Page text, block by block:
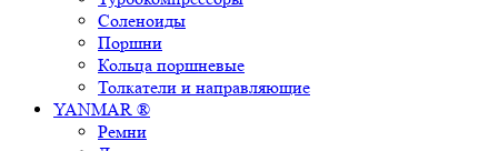
Соленоиды
Поршни
Кольца поршневые
Толкатели и направляющие
YANMAR ®
Ремни